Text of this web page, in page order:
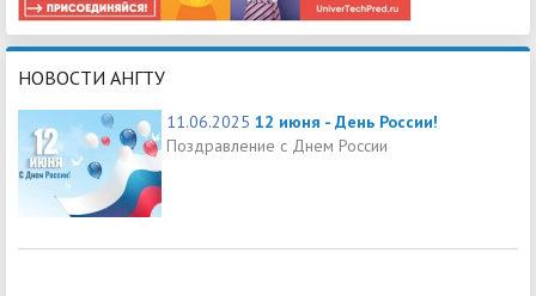
НОВОСТИ АНГТУ
11.06.2025 12 июня - День России!
Поздравление с Днем России